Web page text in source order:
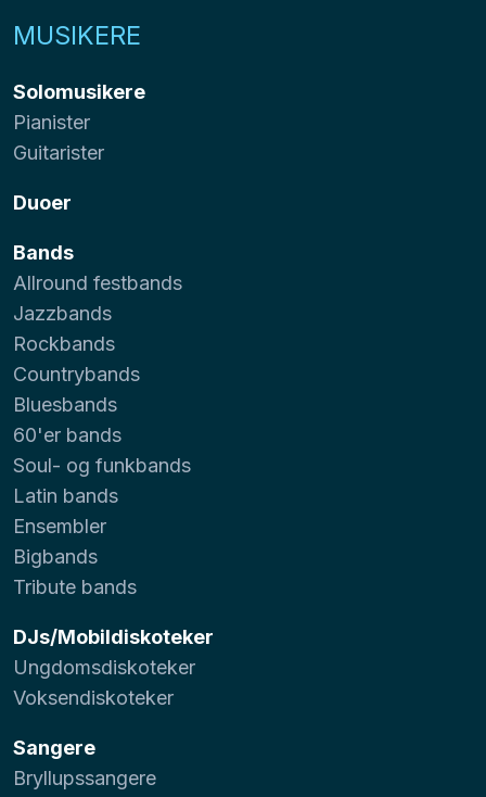
MUSIKERE
Solomusikere
Pianister
Guitarister
Duoer
Bands
Allround festbands
Jazzbands
Rockbands
Countrybands
Bluesbands
60'er bands
Soul- og funkbands
Latin bands
Ensembler
Bigbands
Tribute bands
DJs/Mobildiskoteker
Ungdomsdiskoteker
Voksendiskoteker
Sangere
Bryllupssangere